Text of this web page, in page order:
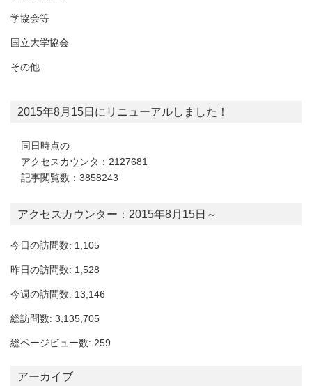
学協会等
国立大学協会
その他
2015年8月15日にリニューアルしました！
同日時点の
アクセスカウンタ：2127681
記事閲覧数：3858243
アクセスカウンター：2015年8月15日～
今日の訪問数: 1,105
昨日の訪問数: 1,528
今週の訪問数: 13,146
総訪問数: 3,135,705
総ページビュー数: 259
アーカイブ